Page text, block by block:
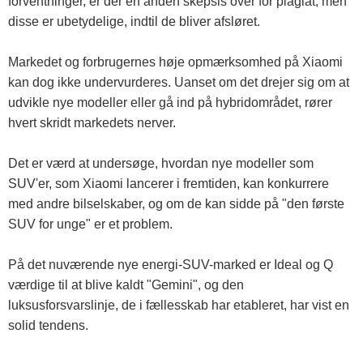
disse er ubetydelige, indtil de bliver afsløret.
Markedet og forbrugernes høje opmærksomhed på Xiaomi
kan dog ikke undervurderes. Uanset om det drejer sig om at
udvikle nye modeller eller gå ind på hybridområdet, rører
hvert skridt markedets nerver.
Det er værd at undersøge, hvordan nye modeller som
SUV'er, som Xiaomi lancerer i fremtiden, kan konkurrere
med andre bilselskaber, og om de kan sidde på "den første
SUV for unge" er et problem.
På det nuværende nye energi-SUV-marked er Ideal og Q
værdige til at blive kaldt "Gemini", og den
luksusforsvarslinje, de i fællesskab har etableret, har vist en
solid tendens.